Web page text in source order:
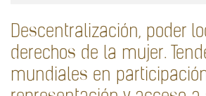
Descentralización, poder
derechos de la mujer.
mundiales en